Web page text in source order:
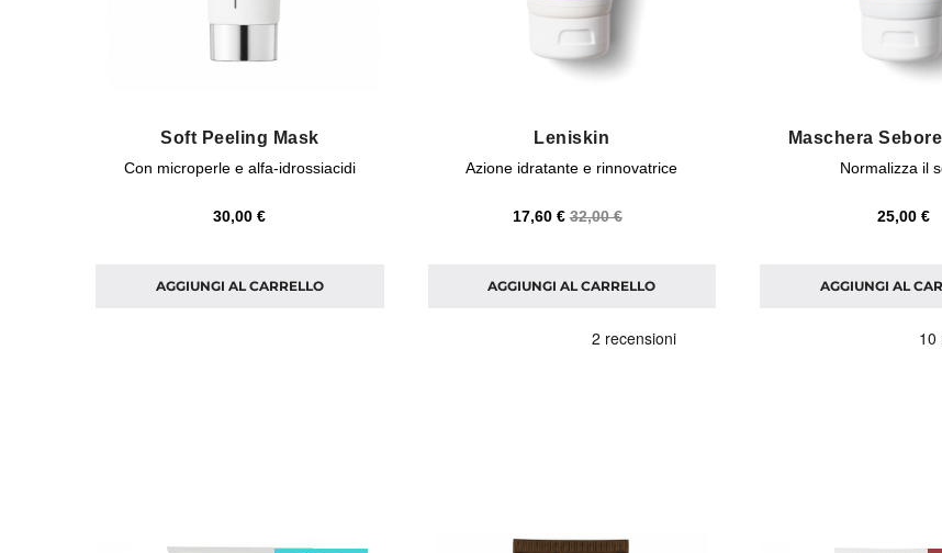
Soft Peeling Mask
Con microperle e alfa-idrossiacidi
30,00 €
AGGIUNGI AL CARRELLO
Leniskin
Azione idratante e rinnovatrice
17,60 € 32,00 €
AGGIUNGI AL CARRELLO
Maschera
Normalizza il
25,00 €
AGGIUNGI AL